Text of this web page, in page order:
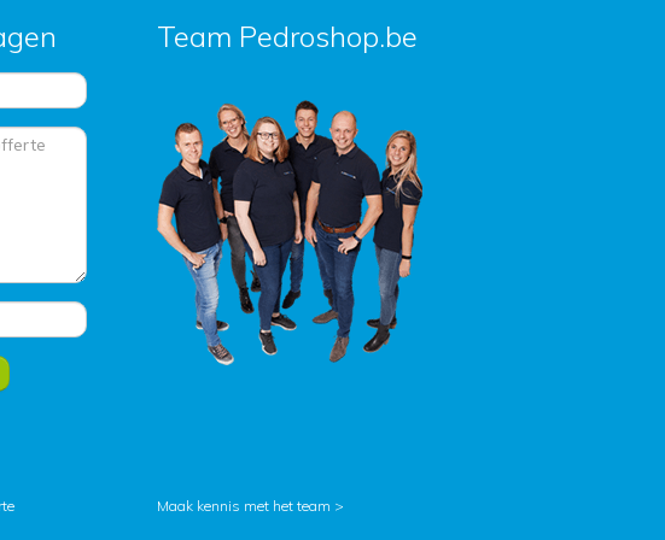
Team Pedroshop.be
Maak kennis met het team >